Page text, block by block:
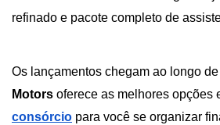
refinado e pacote completo de
Os lançamentos chegam ao longo
Motors oferece as melhores opções
consórcio para você se organizar